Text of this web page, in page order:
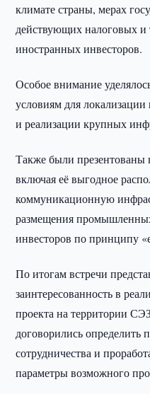
климате страны, мерах
действующих налоговых и
иностранных инвесторов.
Особое внимание
условиям для
и реализации крупных
Также были
включая её выгодное
коммуникационную
размещения
инвесторов по принципу
По итогам встречи
заинтересованность в
проекта на территории
договорились определить
сотрудничества и
параметры возможного